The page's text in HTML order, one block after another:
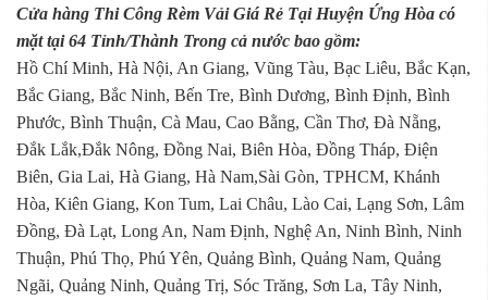
Cửa hàng Thi Công Rèm Vải Giá Rẻ Tại Huyện Ứng Hòa có
mặt tại 64 Tỉnh/Thành Trong cả nước bao gồm:
Hồ Chí Minh, Hà Nội, An Giang, Vũng Tàu, Bạc Liêu, Bắc Kạn,
Bắc Giang, Bắc Ninh, Bến Tre, Bình Dương, Bình Định, Bình
Phước, Bình Thuận, Cà Mau, Cao Bằng, Cần Thơ, Đà Nẵng,
Đắk Lắk,Đắk Nông, Đồng Nai, Biên Hòa, Đồng Tháp, Điện
Biên, Gia Lai, Hà Giang, Hà Nam,Sài Gòn, TPHCM, Khánh
Hòa, Kiên Giang, Kon Tum, Lai Châu, Lào Cai, Lạng Sơn, Lâm
Đồng, Đà Lạt, Long An, Nam Định, Nghệ An, Ninh Bình, Ninh
Thuận, Phú Thọ, Phú Yên, Quảng Bình, Quảng Nam, Quảng
Ngãi, Quảng Ninh, Quảng Trị, Sóc Trăng, Sơn La, Tây Ninh,